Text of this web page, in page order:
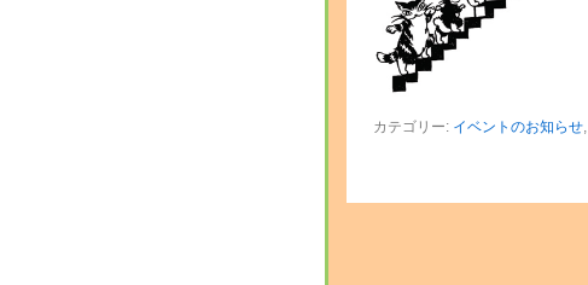
カテゴリー: イベントのお知らせ,